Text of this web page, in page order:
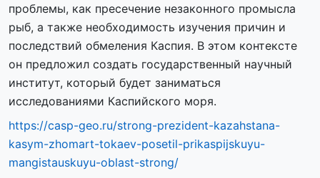
проблемы, как пресечение незаконного промысла
рыб, а также необходимость изучения причин и
последствий обмеления Каспия. В этом контексте
он предложил создать государственный научный
институт, который будет заниматься
исследованиями Каспийского моря.
https://casp-geo.ru/strong-prezident-kazahstana-
kasym-zhomart-tokaev-posetil-prikaspijskuyu-
mangistauskuyu-oblast-strong/